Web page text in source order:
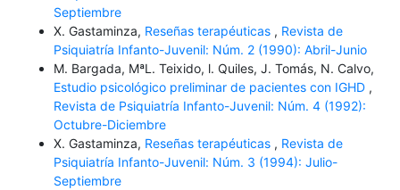
Septiembre
X. Gastaminza, Reseñas terapéuticas , Revista de
Psiquiatría Infanto-Juvenil: Núm. 2 (1990): Abril-Junio
M. Bargada, MªL. Teixido, l. Quiles, J. Tomás, N. Calvo,
Estudio psicológico preliminar de pacientes con IGHD ,
Revista de Psiquiatría Infanto-Juvenil: Núm. 4 (1992):
Octubre-Diciembre
X. Gastaminza, Reseñas terapéuticas , Revista de
Psiquiatría Infanto-Juvenil: Núm. 3 (1994): Julio-
Septiembre